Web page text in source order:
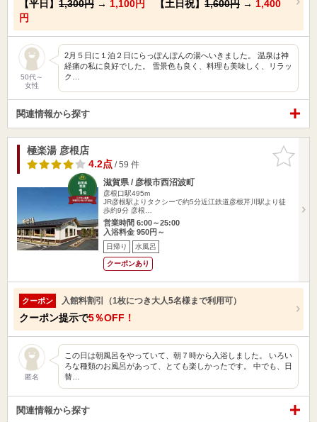
【平日】 1,300円 → 1,100円 【土日祝】 1,600円 → 1,400
円
50代～
女性
2月５日に１泊２日にらっぽんぽんの湯へいきました。 温泉は神
経痛の私に良好でした。 雪景色も良く、料理も美味しく、リラッ
ク…
関連情報から探す
お気に入
りに追加
極楽湯 彦根店
4.2点/ 59 件
滋賀県 / 彦根市西沼波町
彦根口駅495m
JR彦根駅よりタクシーで約5分近江鉄道彦根芹川駅より徒
歩約9分 彦根…
営業時間 6:00～25:00
入浴料金 950円～
日帰り 水風呂
クーポンあり
クーポン 入館料割引（1枚につき大人5名様まで利用可）
クーポン提示で5％OFF！
匿名
この日は朝風呂をやっていて、朝７時から入浴しました。 いろい
ろな種類のお風呂があって、とても楽しかったです。 中でも、日
替…
関連情報から探す